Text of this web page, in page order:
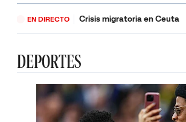
EN DIRECTO Crisis migratoria en Ceuta
DEPORTES